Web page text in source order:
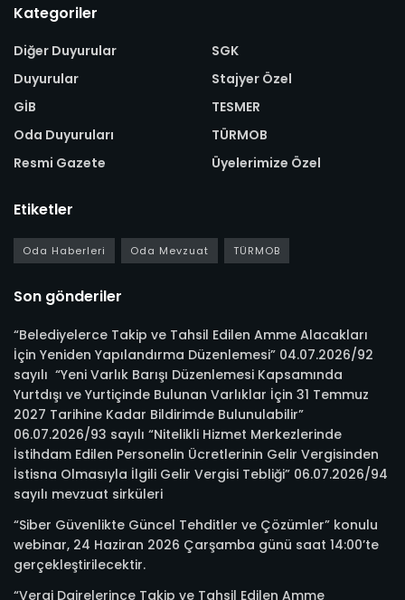
Kategoriler
Diğer Duyurular
Duyurular
GİB
Oda Duyuruları
Resmi Gazete
SGK
Stajyer Özel
TESMER
TÜRMOB
Üyelerimize Özel
Etiketler
Oda Haberleri Oda Mevzuat TÜRMOB
Son gönderiler
“Belediyelerce Takip ve Tahsil Edilen Amme Alacakları
İçin Yeniden Yapılandırma Düzenlemesi” 04.07.2026/92
sayılı “Yeni Varlık Barışı Düzenlemesi Kapsamında
Yurtdışı ve Yurtiçinde Bulunan Varlıklar İçin 31 Temmuz
2027 Tarihine Kadar Bildirimde Bulunulabilir”
06.07.2026/93 sayılı “Nitelikli Hizmet Merkezlerinde
İstihdam Edilen Personelin Ücretlerinin Gelir Vergisinden
İstisna Olmasıyla İlgili Gelir Vergisi Tebliği” 06.07.2026/94
sayılı mevzuat sirküleri
“Siber Güvenlikte Güncel Tehditler ve Çözümler” konulu
webinar, 24 Haziran 2026 Çarşamba günü saat 14:00’te
gerçekleştirilecektir.
“Vergi Dairelerince Takip ve Tahsil Edilen Amme